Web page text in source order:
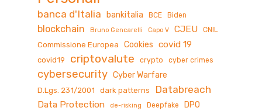
banca d'Italia bankitalia BCE Biden
blockchain Bruno Gencarelli Capo V CJEU CNIL
Commissione Europea Cookies covid 19
covid19 criptovalute crypto cyber crimes
cybersecurity Cyber Warfare
D.Lgs. 231/2001 dark patterns Databreach
Data Protection de-risking Deepfake DPO